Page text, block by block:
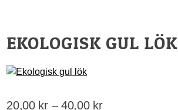
EKOLOGISK GUL LÖK
20,00 kr – 40,00 krPrisintervall: